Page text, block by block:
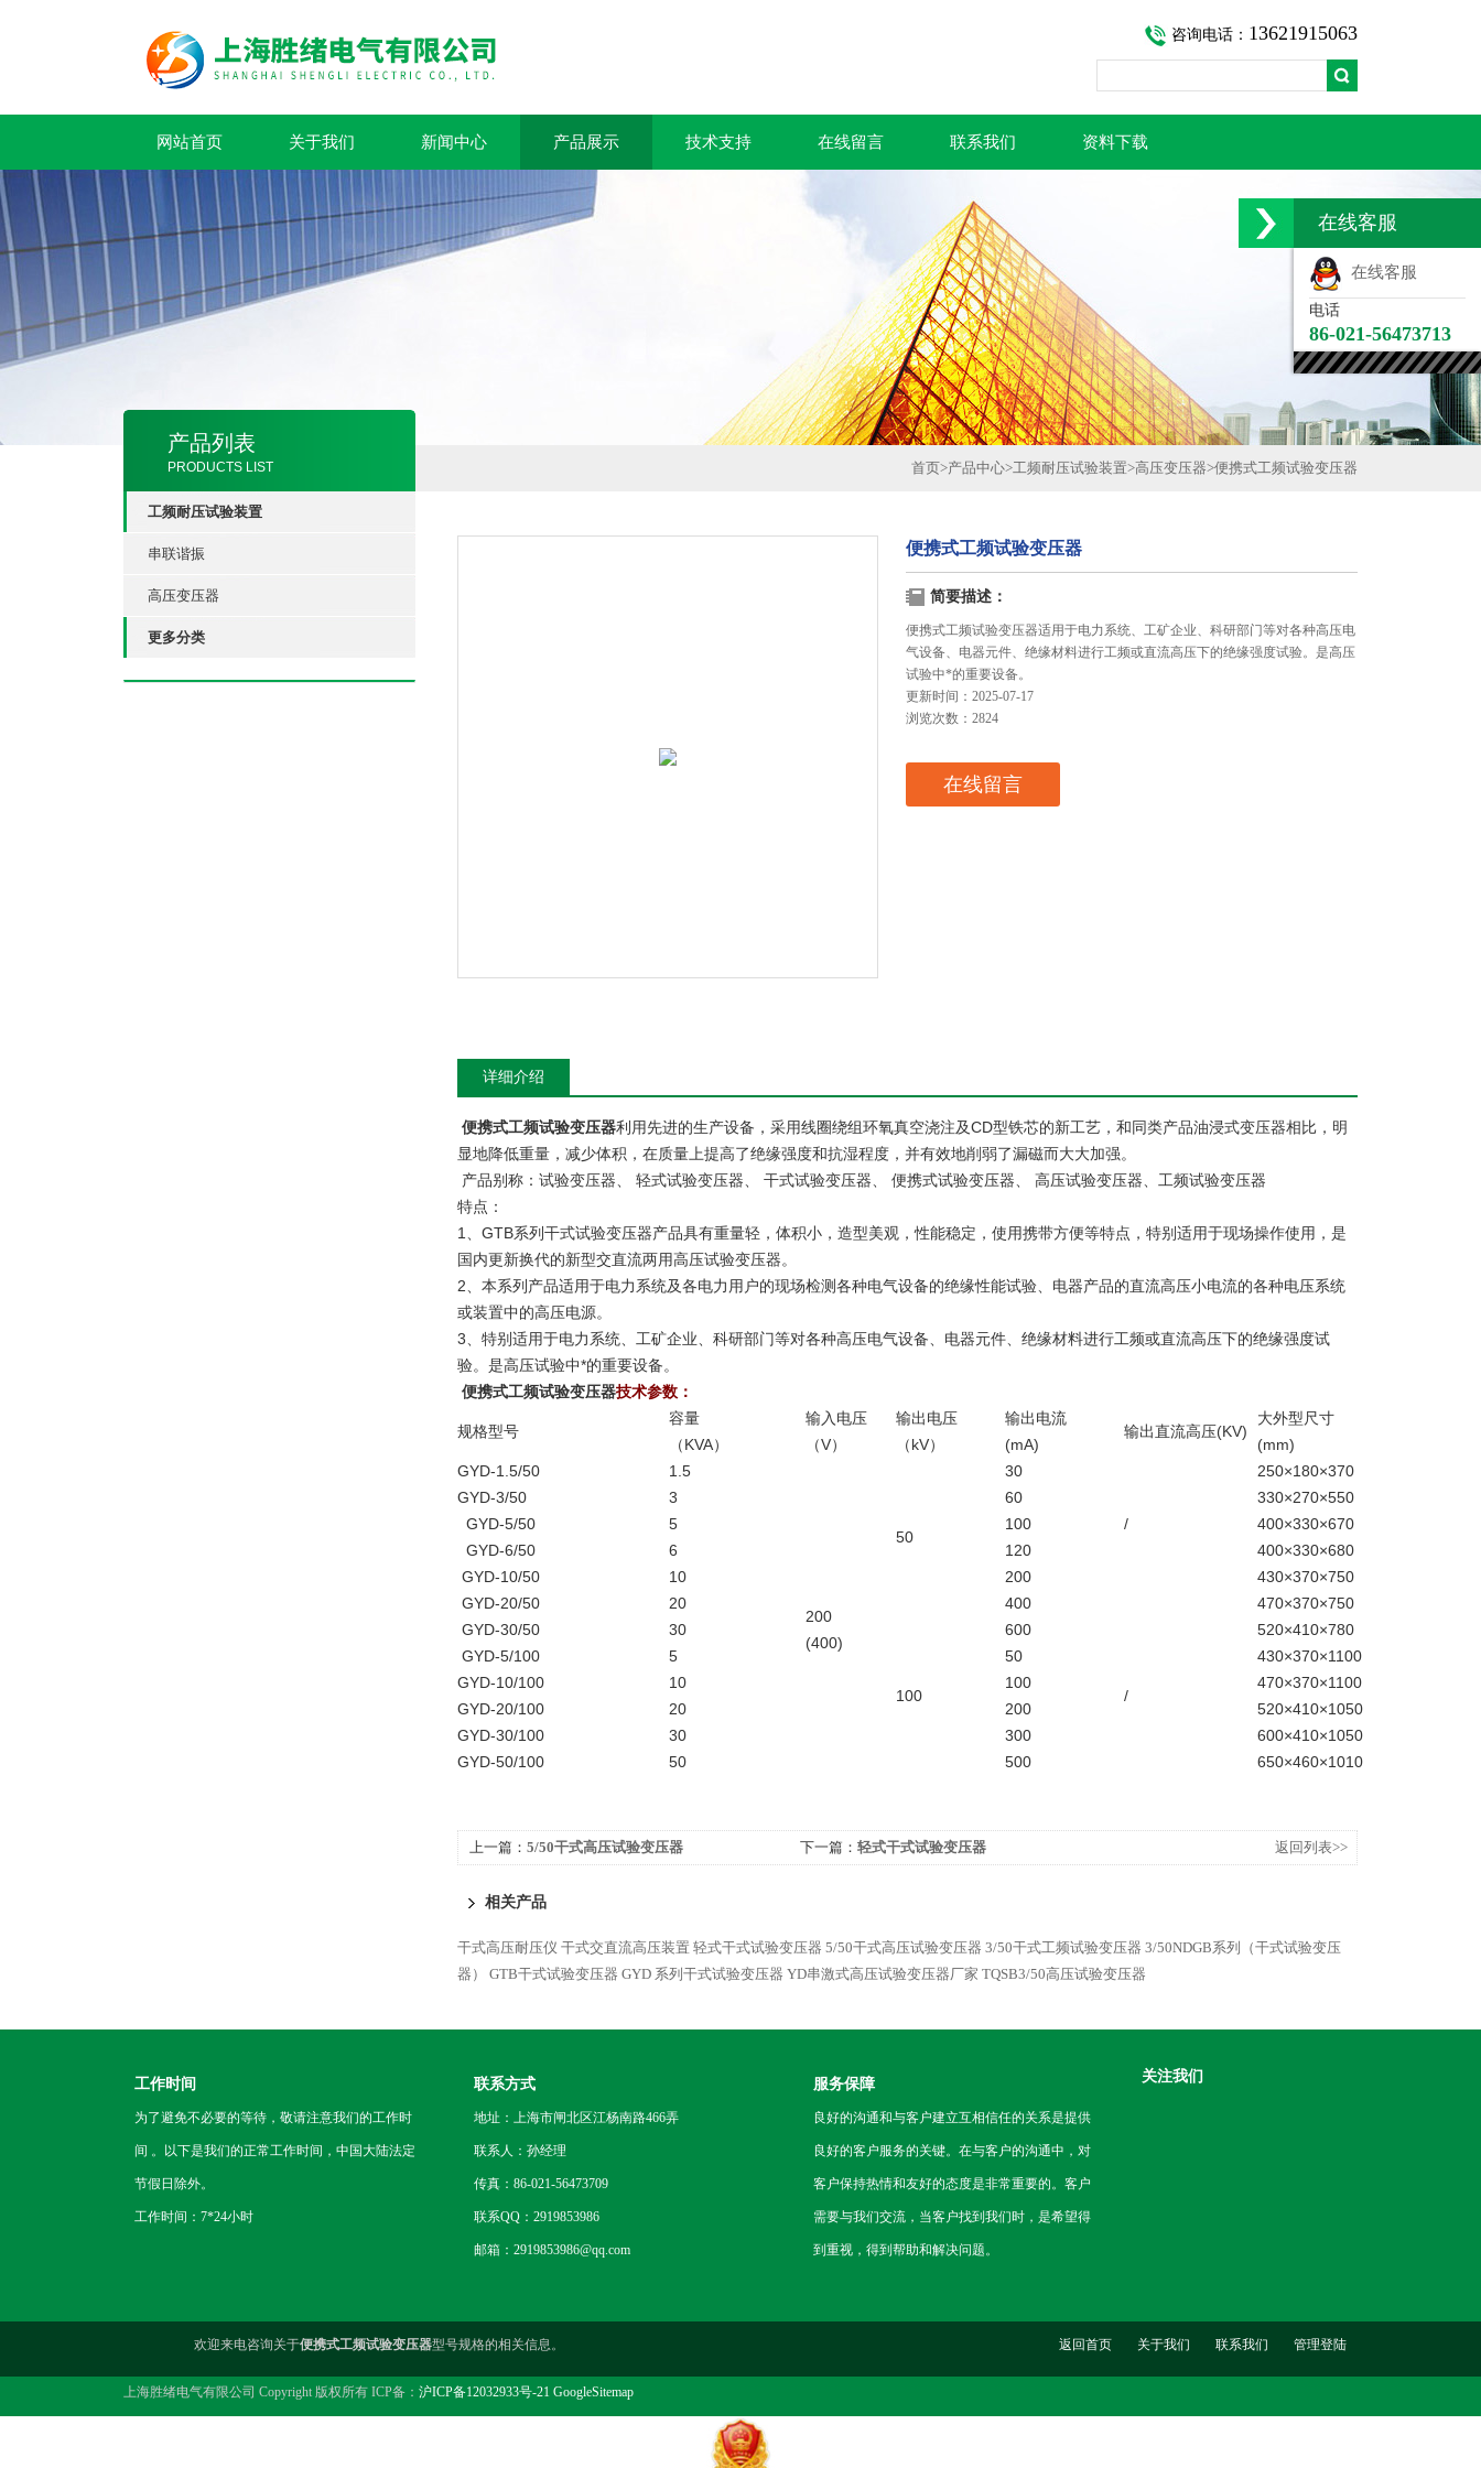
咨询电话： 13621915063
网站首页 关于我们 新闻中心 产品展示 技术支持 在线留言 联系我们 资料下载
产品列表
PRODUCTS LIST
工频耐压试验装置
串联谐振
高压变压器
更多分类
首页>产品中心>工频耐压试验装置>高压变压器>便携式工频试验变压器
便携式工频试验变压器
简要描述：
便携式工频试验变压器适用于电力系统、工矿企业、科研部门等对各种高压电
气设备、电器元件、绝缘材料进行工频或直流高压下的绝缘强度试验。是高压
试验中*的重要设备。
更新时间：2025-07-17
浏览次数：2824
在线留言
详细介绍
便携式工频试验变压器利用先进的生产设备，采用线圈绕组环氧真空浇注及CD型铁芯的新工艺，和同类产品油浸式变压器相比，明
显地降低重量，减少体积，在质量上提高了绝缘强度和抗湿程度，并有效地削弱了漏磁而大大加强。
产品别称：试验变压器、 轻式试验变压器、 干式试验变压器、 便携式试验变压器、 高压试验变压器、工频试验变压器
特点：
1、GTB系列干式试验变压器产品具有重量轻，体积小，造型美观，性能稳定，使用携带方便等特点，特别适用于现场操作使用，是
国内更新换代的新型交直流两用高压试验变压器。
2、本系列产品适用于电力系统及各电力用户的现场检测各种电气设备的绝缘性能试验、电器产品的直流高压小电流的各种电压系统
或装置中的高压电源。
3、特别适用于电力系统、工矿企业、科研部门等对各种高压电气设备、电器元件、绝缘材料进行工频或直流高压下的绝缘强度试
验。是高压试验中*的重要设备。
便携式工频试验变压器技术参数：
规格型号
容量
（KVA）
输入电压
（V）
输出电压
（kV）
输出电流
(mA)
输出直流高压(KV)
大外型尺寸
(mm)
GYD-1.5/50
1.5
200
(400)
50
30
/
250×180×370
GYD-3/50
3 60
330×270×550
GYD-5/50
5 100
400×330×670
GYD-6/50
6 120
400×330×680
GYD-10/50
10 200
430×370×750
GYD-20/50
20 400
470×370×750
GYD-30/50
30
100
600
/
520×410×780
GYD-5/100
5 50
430×370×1100
GYD-10/100
10 100
470×370×1100
GYD-20/100
20 200
520×410×1050
GYD-30/100
30 300
600×410×1050
GYD-50/100
50 500 650×460×1010
上一篇： 5/50干式高压试验变压器 下一篇： 轻式干式试验变压器 返回列表>>
相关产品
干式高压耐压仪 干式交直流高压装置 轻式干式试验变压器 5/50干式高压试验变压器 3/50干式工频试验变压器 3/50NDGB系列（干式试验变压
器）
GTB干式试验变压器 GYD 系列干式试验变压器 YD串激式高压试验变压器厂家 TQSB3/50高压试验变压器
工作时间
为了避免不必要的等待，敬请注意我们的工作时
间 。以下是我们的正常工作时间，中国大陆法定
节假日除外。
工作时间：7*24小时
联系方式
地址：上海市闸北区江杨南路466弄
联系人：孙经理
传真：86-021-56473709
联系QQ：2919853986
邮箱：2919853986@qq.com
服务保障
良好的沟通和与客户建立互相信任的关系是提供
良好的客户服务的关键。在与客户的沟通中，对
客户保持热情和友好的态度是非常重要的。客户
需要与我们交流，当客户找到我们时，是希望得
到重视，得到帮助和解决问题。
关注我们
欢迎来电咨询关于便携式工频试验变压器型号规格的相关信息。
上海胜绪电气有限公司 Copyright 版权所有 ICP备： 沪ICP备12032933号-21 GoogleSitemap
返回首页 关于我们 联系我们 管理登陆
在线客服
在线客服
电话
86-021-56473713